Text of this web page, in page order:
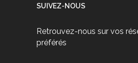
SUIVEZ-NOUS
Retrouvez-nous sur vos
préférés